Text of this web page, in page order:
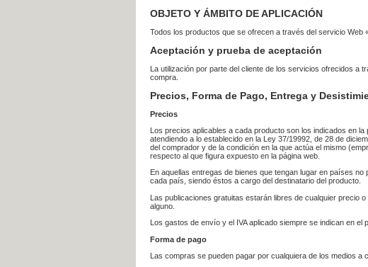
OBJETO Y ÁMBITO DE APLICACIÓN
Todos los productos que se ofrecen a través del servicio Web
Aceptación y prueba de aceptación
La utilización por parte del cliente de los servicios ofrecidos a
compra.
Precios, Forma de Pago, Entrega y
Precios
Los precios aplicables a cada producto son los indicados en la
atendiendo a lo establecido en la Ley 37/19992, de 28 de
del comprador y de la condición en la que actúa el mismo
respecto al que figura expuesto en la página web.
En aquellas entregas de bienes que tengan lugar en países
cada país, siendo éstos a cargo del destinatario del producto.
Las publicaciones gratuitas estarán libres de cualquier precio
alguno.
Los gastos de envío y el IVA aplicado siempre se indican en el
Forma de pago
Las compras se pueden pagar por cualquiera de los medios a